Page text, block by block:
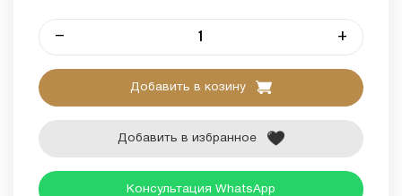
– +
Добавить в козину
Добавить в избранное
Консультация WhatsApp